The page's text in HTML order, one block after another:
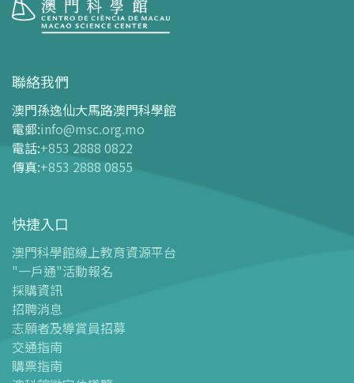
開放時間
交通指南
購票指南
- 網上購票
- 門票及優惠表
導覽圖
- 導覽圖
- 澳科館微定位導覽
場館設施
- 科學館兒童世界
- 展覽中心
- 天文館
聯絡我們
澳門孫逸仙大馬路澳門科學館
電郵:info@msc.org.mo
電話:+853 2888 0822
傳真:+853 2888 0855
快捷入口
澳門科學館線上教育資源平台
"一戶通"活動報名
採購資訊
招聘消息
志願者及導賞員招募
交通指南
購票指南